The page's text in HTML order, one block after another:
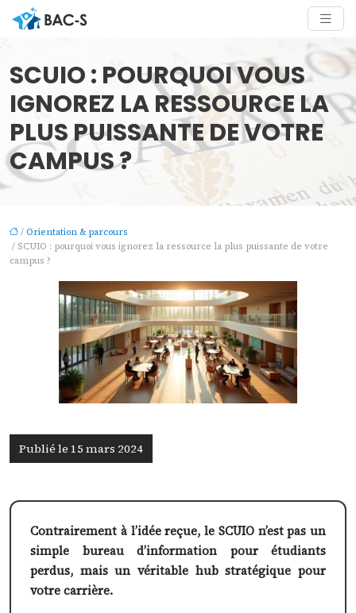
SCUIO : POURQUOI VOUS
IGNOREZ LA RESSOURCE LA
PLUS PUISSANTE DE VOTRE
CAMPUS ?
/ Orientation & parcours
/ SCUIO : pourquoi vous ignorez la ressource la plus puissante de votre
campus ?
Publié le 15 mars 2024
Contrairement à l’idée reçue, le SCUIO n’est pas un
simple bureau d’information pour étudiants
perdus, mais un véritable hub stratégique pour
votre carrière.